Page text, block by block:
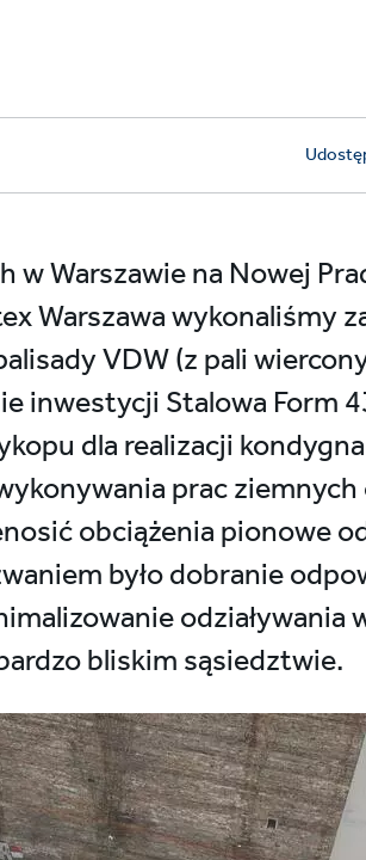
Warszawie na Nowej
Warszawa wykonaliśmy
VDW (z pali
inwestycji Stalowa Form
dla realizacji
prac
obciążenia pionowe
było dobranie
bliskim sąsiedztwie.